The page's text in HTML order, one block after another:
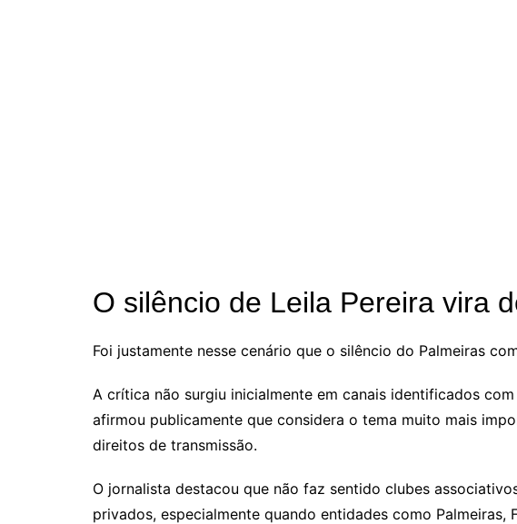
O silêncio de Leila Pereira vira
Foi justamente nesse cenário que o silêncio do Palmeiras
A crítica não surgiu inicialmente em canais identificados
afirmou publicamente que considera o tema muito mais
direitos de transmissão.
O jornalista destacou que não faz sentido clubes
privados, especialmente quando entidades como